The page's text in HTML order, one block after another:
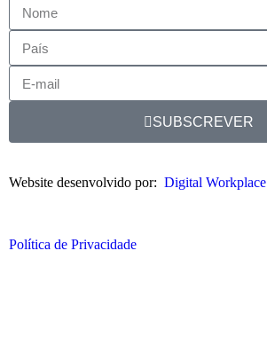
SUBSCREVER
Website desenvolvido por: Digital Workplace
Política de Privacidade